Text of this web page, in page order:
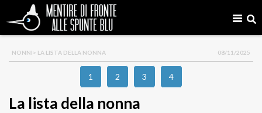
NONNI> LA LISTA DELLA NONNA 08/11/2025
1 2 3 4
La lista della nonna